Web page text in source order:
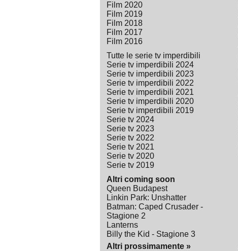
Film 2020
Film 2019
Film 2018
Film 2017
Film 2016
Tutte le serie tv imperdibili
Serie tv imperdibili 2024
Serie tv imperdibili 2023
Serie tv imperdibili 2022
Serie tv imperdibili 2021
Serie tv imperdibili 2020
Serie tv imperdibili 2019
Serie tv 2024
Serie tv 2023
Serie tv 2022
Serie tv 2021
Serie tv 2020
Serie tv 2019
Altri coming soon
Queen Budapest
Linkin Park: Unshatter
Batman: Caped Crusader -
Stagione 2
Lanterns
Billy the Kid - Stagione 3
Altri prossimamente »